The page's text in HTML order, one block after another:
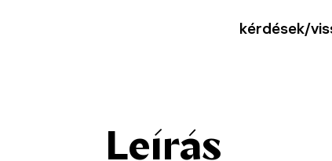
kérdések/
Leírás